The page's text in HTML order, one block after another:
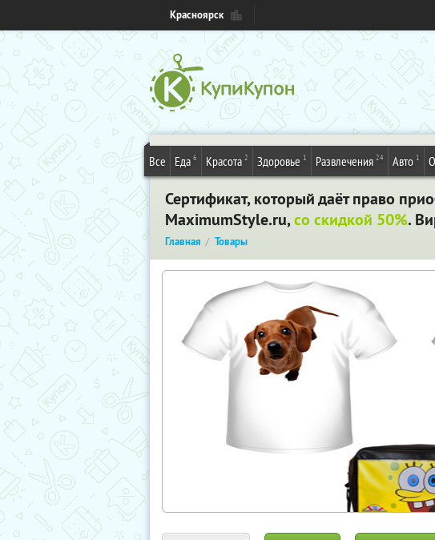
Красноярск
Все Еда 6 Красота 2 Здоровье 1 Развлечения 24 Авто 1
Сертификат, который даёт право
MaximumStyle.ru,со скидкой 50%.
Главная Товары